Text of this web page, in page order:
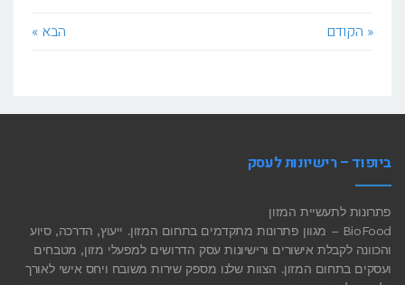
« הקודם הבא »
ביופוד – רישיונות לעסק
פתרונות לתעשיית המזון
BioFood – מגוון פתרונות מתקדמים בתחום המזון. ייעוץ, הדרכה, סיוע
והכוונה לקבלת אישורים ורישיונות עסק הדרושים למפעלי מזון, מטבחים
ועסקים בתחום המזון. הצוות שלנו מספק שירות משובח ויחס אישי לאורך